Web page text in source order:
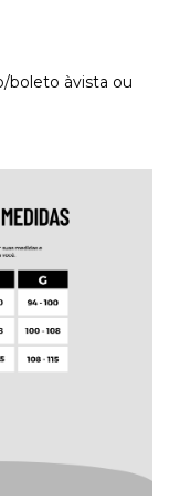
boleto àvista ou